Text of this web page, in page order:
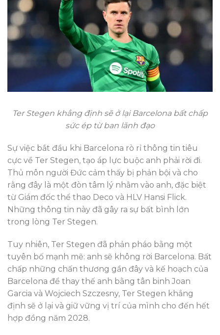
Ter Stegen khẳng định sẽ ở lại Barcelona bất chấp
sức ép từ ban lãnh đạo
Sự việc bắt đầu khi Barcelona rò rỉ thông tin tiêu
cực về Ter Stegen, tạo áp lực buộc anh phải rời đi.
Thủ môn người Đức cảm thấy bị phản bội và cho
rằng đây là một đòn tâm lý nhằm vào anh, đặc biệt
từ Giám đốc thể thao Deco và HLV Hansi Flick.
Những thông tin này đã gây ra sự bất bình lớn
trong lòng Ter Stegen.
Tuy nhiên, Ter Stegen đã phản pháo bằng một
tuyên bố mạnh mẽ: anh sẽ không rời Barcelona. Bất
chấp những chấn thương gần đây và kế hoạch của
Barcelona để thay thế anh bằng tân binh Joan
Garcia và Wojciech Szczesny, Ter Stegen khẳng
định sẽ ở lại và giữ vững vị trí của mình cho đến hết
hợp đồng năm 2028.